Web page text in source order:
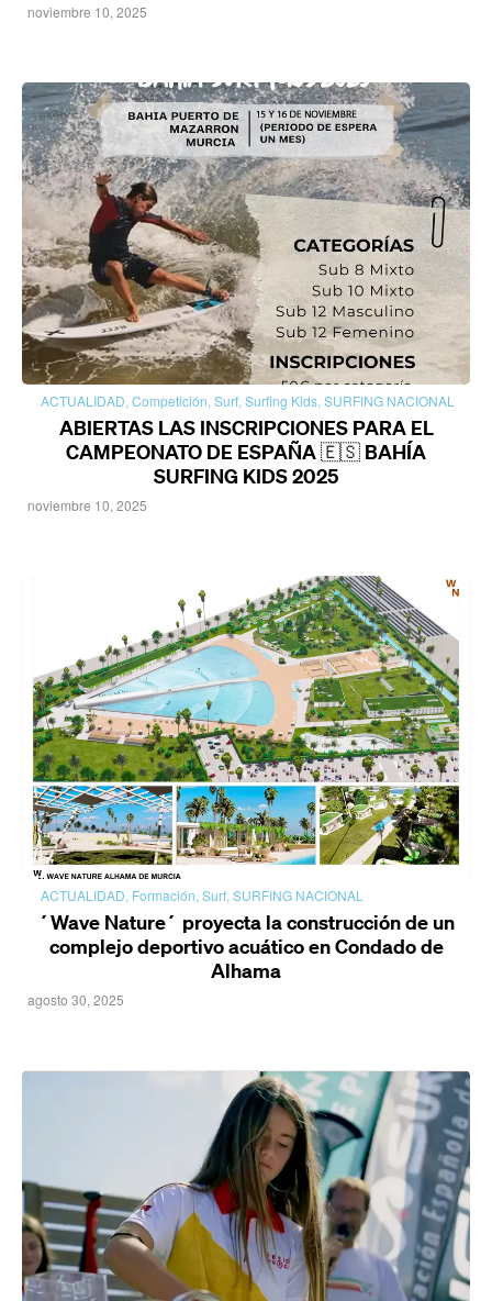
noviembre 10, 2025
ACTUALIDAD,Competición,Surf,Surfing Kids,SURFING NACIONAL
ABIERTAS LAS INSCRIPCIONES PARA EL
CAMPEONATO DE ESPAÑA 🇪🇸 BAHÍA
SURFING KIDS 2025
noviembre 10, 2025
ACTUALIDAD, Formación, Surf, SURFING NACIONAL
´Wave Nature´ proyecta la construcción de un
complejo deportivo acuático en Condado de
Alhama
agosto 30, 2025